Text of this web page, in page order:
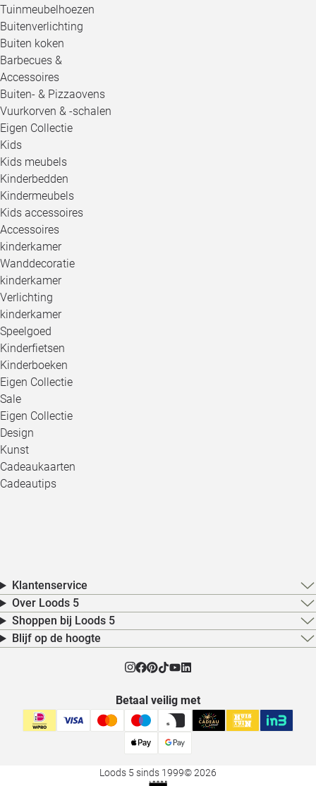
Tuinmeubelhoezen
Buitenverlichting
Buiten koken
Barbecues &
Accessoires
Buiten- & Pizzaovens
Vuurkorven & -schalen
Eigen Collectie
Kids
Kids meubels
Kinderbedden
Kindermeubels
Kids accessoires
Accessoires
kinderkamer
Wanddecoratie
kinderkamer
Verlichting
kinderkamer
Speelgoed
Kinderfietsen
Kinderboeken
Eigen Collectie
Sale
Eigen Collectie
Design
Kunst
Cadeaukaarten
Cadeautips
Klantenservice
Over Loods 5
Shoppen bij Loods 5
Blijf op de hoogte
Betaal veilig met
Loods 5 sinds 1999© 2026